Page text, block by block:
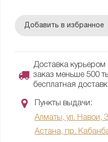
Добавить в избранное
Доставка курьером
заказ меньше 500
бесплатная
Пункты выдачи:
Алматы, ул. Навои,
Астана, пр.